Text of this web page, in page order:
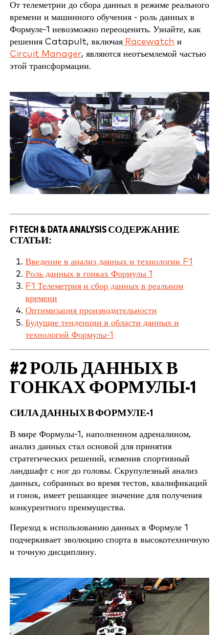
От телеметрии до сбора данных в режиме реального
времени и машинного обучения - роль данных в
Формуле-1 невозможно переоценить. Узнайте, как
решения Catapult, включая Racewatch и
Circuit Manager, являются неотъемлемой частью
этой трансформации.
F1 TECH & DATA ANALYSIS СОДЕРЖАНИЕ
СТАТЬИ:
Введение в анализ данных и технологии F1
Роль данных в гонках Формулы 1
F1 Телеметрия и сбор данных в реальном
времени
Оптимизация производительности
Будущие тенденции в области данных и
технологий Формулы-1
#2РОЛЬ ДАННЫХ В
ГОНКАХ ФОРМУЛЫ-1
СИЛА ДАННЫХ В ФОРМУЛЕ-1
В мире Формулы-1, наполненном адреналином,
анализ данных стал основой для принятия
стратегических решений, изменив спортивный
ландшафт с ног до головы. Скрупулезный анализ
данных, собранных во время тестов, квалификаций
и гонок, имеет решающее значение для получения
конкурентного преимущества.
Переход к использованию данных в Формуле 1
подчеркивает эволюцию спорта в высокотехничную
и точную дисциплину.